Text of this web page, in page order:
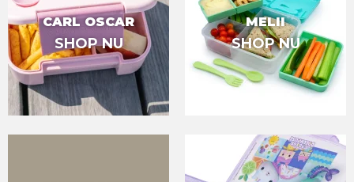
CARL OSCAR
SHOP NU
MELII
SHOP NU